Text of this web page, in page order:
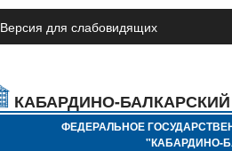
Версия для слабовидящих
КАБАРДИНО-
ФЕДЕРАЛЬНОЕ
"КАБАРДИНО-